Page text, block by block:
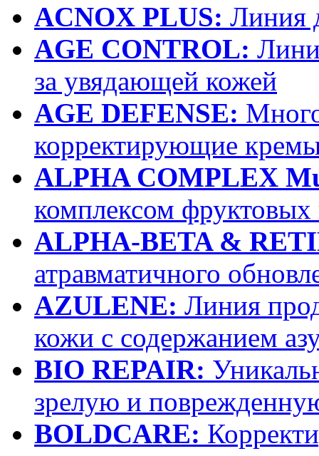
ACNOX PLUS: Линия
AGE CONTROL:
за увядающей кожей
AGE DEFENSE:
корректирующие
ALPHA COMPLEX
комплексом фруктовых
ALPHA-BETA &
атравматичного
AZULENE: Линия
кожи с содержанием
BIO REPAIR:
зрелую и
BOLDCARE: